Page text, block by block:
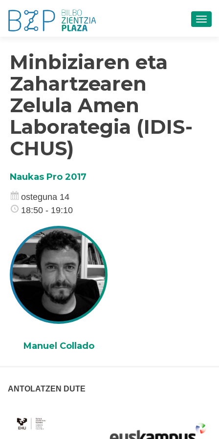
Minbiziaren eta
Zahartzearen
Zelula Amen
Laborategia (IDIS-
CHUS)
Naukas Pro 2017
osteguna 14
18:50 - 19:10
Manuel Collado
ANTOLATZEN DUTE